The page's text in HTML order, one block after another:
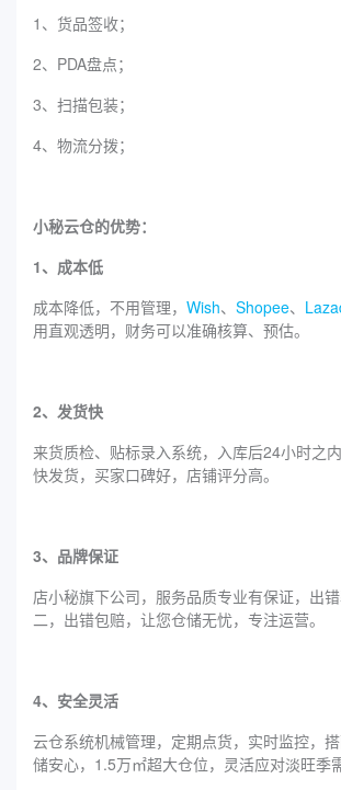
1、货品签收；
2、PDA盘点；
3、扫描包装；
4、物流分拨；
小秘云仓的优势：
1、成本低
成本降低，不用管理， Wish、 Shopee、
用直观透明，财务可以准确核算、预估。
2、发货快
来货质检、贴标录入系统，入库后24小时之
快发货，买家口碑好，店铺评分高。
3、品牌保证
店小秘旗下公司，服务品质专业有保证，出
二，出错包赔，让您仓储无忧，专注运营。
4、安全灵活
云仓系统机械管理，定期点货，实时监控，
储安心，1.5万㎡超大仓位，灵活应对淡旺季